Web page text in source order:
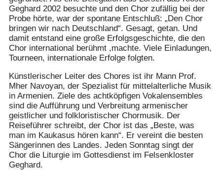
Geghard 2002 besuchte und den Chor zufällig bei der
Probe hörte, war der spontane Entschluß: „Den Chor
bringen wir nach Deutschland“. Gesagt, getan. Und
damit entstand eine große Erfolgsgeschichte, die den
Chor international berühmt ,machte. Viele Einladungen,
Tourneen, internationale Erfolge folgten.
Künstlerischer Leiter des Chores ist ihr Mann Prof.
Mher Navoyan, der Spezialist für mittelalterliche Musik
in Armenien. Ziele des achtköpfigen Vokalensembles
sind die Aufführung und Verbreitung armenischer
geistlicher und folkloristischer Chormusik. Der
Reiseführer schreibt, der Chor ist das „Beste, was
man im Kaukasus hören kann“. Er vereint die besten
Sängerinnen des Landes. Jeden Sonntag singt der
Chor die Liturgie im Gottesdienst im Felsenkloster
Geghard.